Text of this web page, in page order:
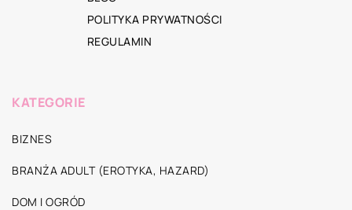
POLITYKA PRYWATNOŚCI
REGULAMIN
KATEGORIE
BIZNES
BRANŻA ADULT (EROTYKA, HAZARD)
DOM I OGRÓD